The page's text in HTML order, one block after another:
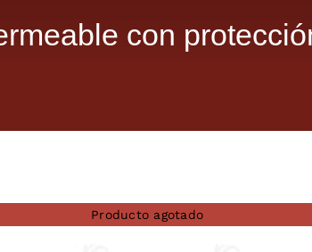
con
Producto agotado